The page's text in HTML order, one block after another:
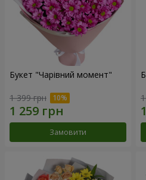
Букет "Чарівний момент"
1 399 грн
Замовити